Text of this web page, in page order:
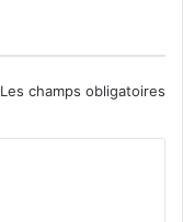
Les champs obligatoires